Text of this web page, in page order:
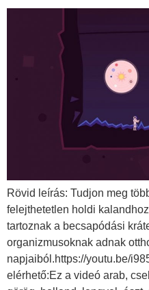
Rövid leírás: Tudjon meg
felejthetetlen holdi
tartoznak a becsapódási
organizmusoknak adnak
napjaiból.https://youtu.be/
elérhető:Ez a videó arab,